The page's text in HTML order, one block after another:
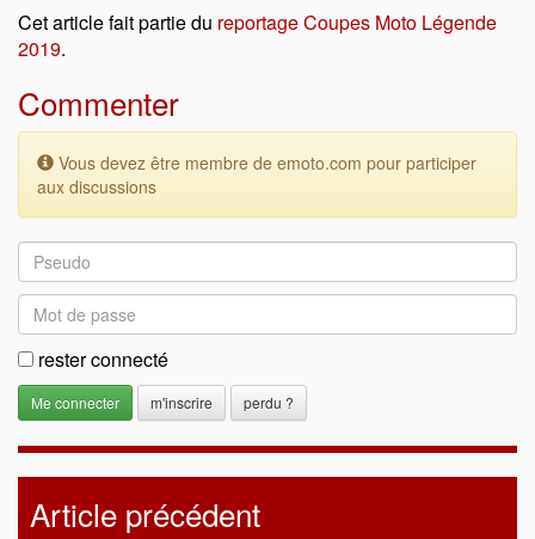
Cet article fait partie du reportage Coupes Moto Légende
2019.
Commenter
Vous devez être membre de emoto.com pour participer
aux discussions
rester connecté
m'inscrire perdu ?
Article précédent